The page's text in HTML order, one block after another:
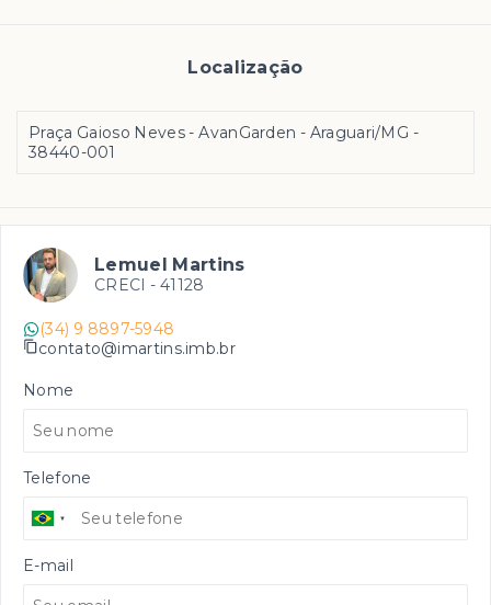
Localização
Praça Gaioso Neves - AvanGarden - Araguari/MG -
38440-001
Lemuel Martins
CRECI - 41128
(34) 9 8897-5948
contato@imartins.imb.br
Nome
Telefone
E-mail